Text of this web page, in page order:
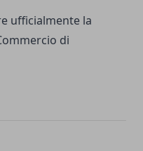
ufficialmente la
di